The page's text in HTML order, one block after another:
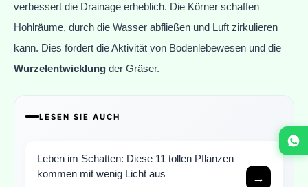
verbessert die Drainage erheblich. Die Körner schaffen
Hohlräume, durch die Wasser abfließen und Luft zirkulieren
kann. Dies fördert die Aktivität von Bodenlebewesen und die
Wurzelentwicklung der Gräser.
LESEN SIE AUCH
Leben im Schatten: Diese 11 tollen Pflanzen
kommen mit wenig Licht aus
→